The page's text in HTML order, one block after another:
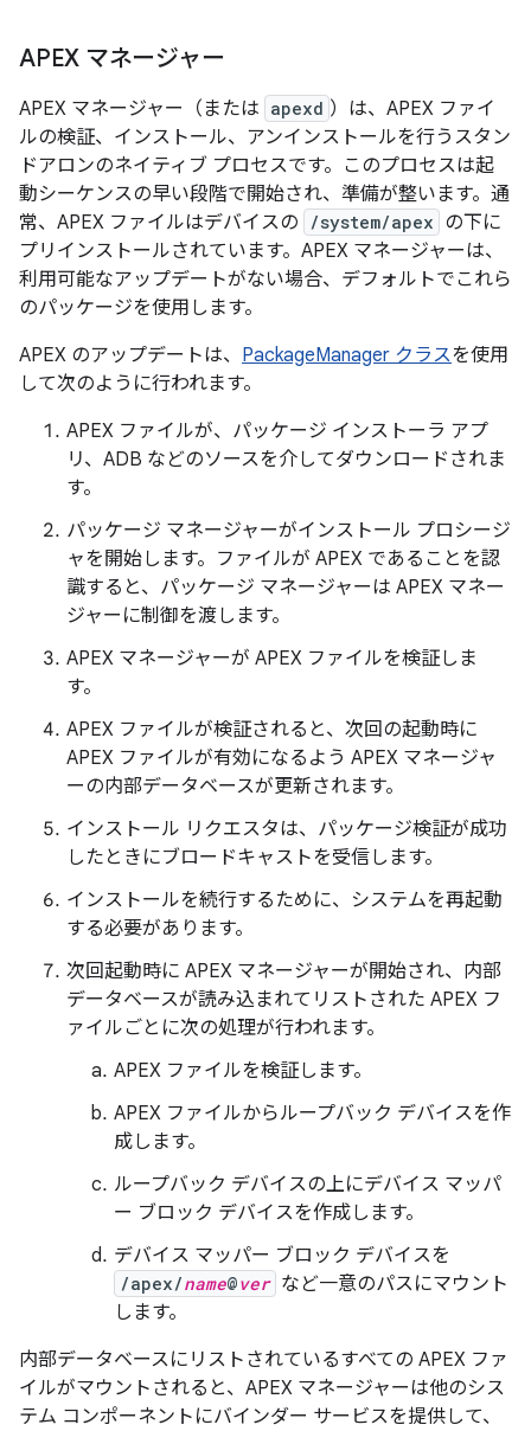
APEX マネージャー
APEX マネージャー（または apexd ）は、APEX ファイ
ルの検証、インストール、アンインストールを行うスタン
ドアロンのネイティブ プロセスです。このプロセスは起
動シーケンスの早い段階で開始され、準備が整います。通
常、APEX ファイルはデバイスの
/system/apex の下に
プリインストールされています。APEX マネージャーは、
利用可能なアップデートがない場合、デフォルトでこれら
のパッケージを使用します。
APEX のアップデートは、 PackageManager クラスを使用
して次のように行われます。
APEX ファイルが、パッケージ インストーラ アプ
リ、ADB などのソースを介してダウンロードされま
す。
パッケージ マネージャーがインストール プロシージ
ャを開始します。ファイルが APEX であることを認
識すると、パッケージ マネージャーは APEX マネー
ジャーに制御を渡します。
APEX マネージャーが APEX ファイルを検証しま
す。
APEX ファイルが検証されると、次回の起動時に
APEX ファイルが有効になるよう APEX マネージャ
ーの内部データベースが更新されます。
インストール リクエスタは、パッケージ検証が成功
したときにブロードキャストを受信します。
インストールを続行するために、システムを再起動
する必要があります。
次回起動時に APEX マネージャーが開始され、内部
データベースが読み込まれてリストされた APEX フ
ァイルごとに次の処理が行われます。
APEX ファイルを検証します。
APEX ファイルからループバック デバイスを作
成します。
ループバック デバイスの上にデバイス マッパ
ー ブロック デバイスを作成します。
デバイス マッパー ブロック デバイスを
/apex/name@ver など一意のパスにマウント
します。
内部データベースにリストされているすべての APEX ファ
イルがマウントされると、APEX マネージャーは他のシス
テム コンポーネントにバインダー サービスを提供して、